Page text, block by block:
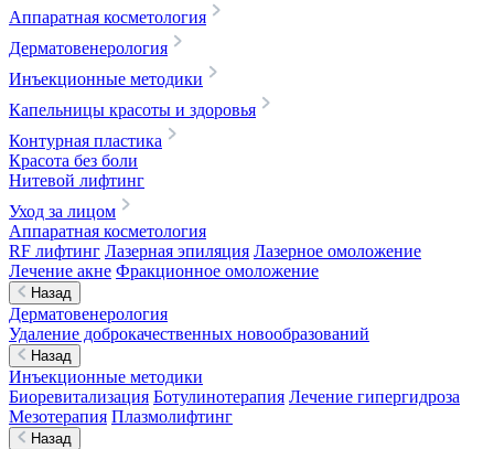
Аппаратная косметология
Дерматовенерология
Инъекционные методики
Капельницы красоты и здоровья
Контурная пластика
Красота без боли
Нитевой лифтинг
Уход за лицом
Аппаратная косметология
RF лифтинг Лазерная эпиляция Лазерное омоложение
Лечение акне Фракционное омоложение
Назад
Дерматовенерология
Удаление доброкачественных новообразований
Назад
Инъекционные методики
Биоревитализация Ботулинотерапия Лечение гипергидроза
Мезотерапия Плазмолифтинг
Назад